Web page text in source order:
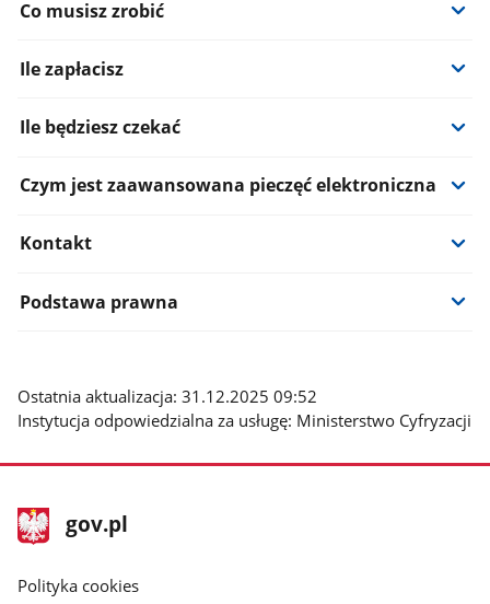
Co musisz zrobić
Ile zapłacisz
Ile będziesz czekać
Czym jest zaawansowana pieczęć elektroniczna
Kontakt
Podstawa prawna
Ostatnia aktualizacja: 31.12.2025 09:52
Instytucja odpowiedzialna za usługę: Ministerstwo Cyfryzacji
stopka
gov.pl
Strona
gov.pl
gov.pl
Polityka cookies